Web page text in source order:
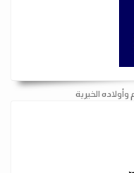
الخيرية